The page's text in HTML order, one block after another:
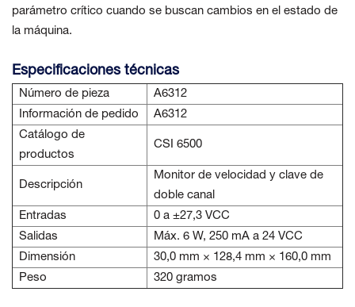
parámetro crítico cuando se buscan cambios en el estado de
la máquina.
Especificaciones técnicas
Número de pieza
A6312
Información de pedido
A6312
Catálogo de
productos
CSI 6500
Descripción
Monitor de velocidad y clave de
doble canal
Entradas
0 a ±27,3 VCC
Salidas
Máx. 6 W, 250 mA a 24 VCC
Dimensión
30,0 mm × 128,4 mm × 160,0 mm
Peso
320 gramos